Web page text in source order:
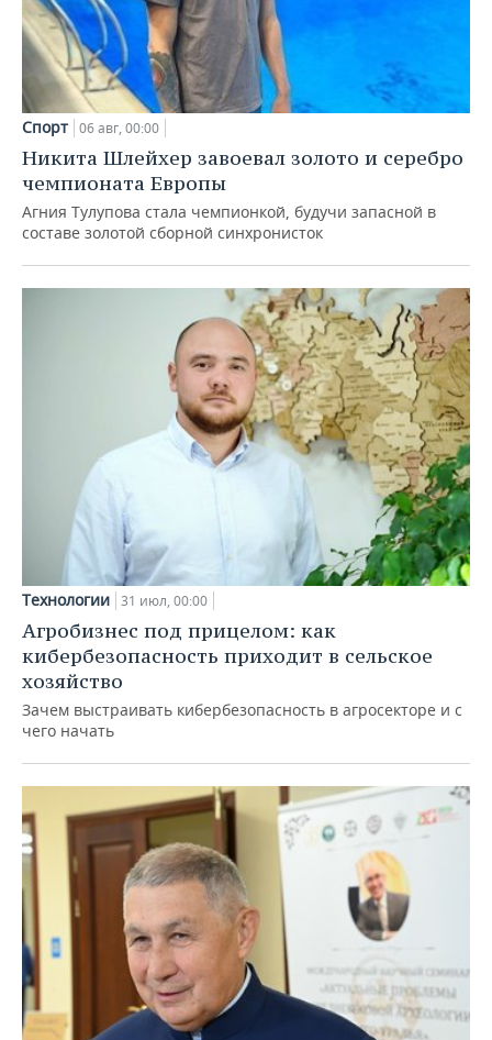
Спорт 06 авг, 00:00
Никита Шлейхер завоевал золото и серебро
чемпионата Европы
Агния Тулупова стала чемпионкой, будучи запасной в
составе золотой сборной синхронисток
Технологии 31 июл, 00:00
Агробизнес под прицелом: как
кибербезопасность приходит в сельское
хозяйство
Зачем выстраивать кибербезопасность в агросекторе и с
чего начать